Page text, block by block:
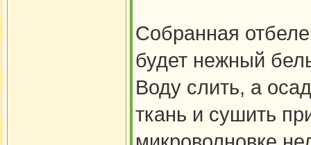
Собранная
будет нежный
Воду слить, а
ткань и сушить